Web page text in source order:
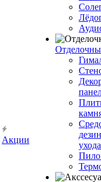
Акции
ухода